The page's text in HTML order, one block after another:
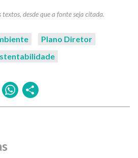
Plano Diretor
TwitterWhatsApp